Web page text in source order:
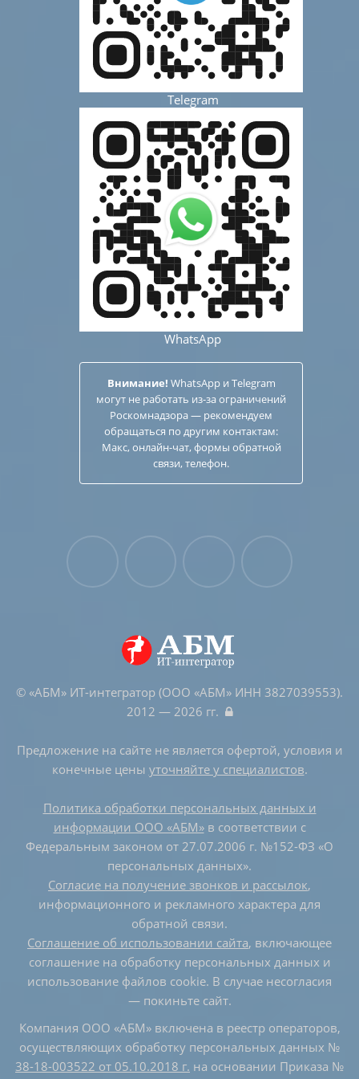
Telegram
WhatsApp
Внимание! WhatsApp и Telegram
могут не работать из-за ограничений
Роскомнадзора — рекомендуем
обращаться по другим контактам:
Макс, онлайн-чат, формы обратной
связи, телефон.
© «АБМ» ИТ-интегратор (ООО «АБМ» ИНН 3827039553).
2012 — 2026 гг.
Предложение на сайте не является офертой, условия и
конечные цены уточняйте у специалистов.
Политика обработки персональных данных и
информации ООО «АБМ»в соответствии с
Федеральным законом от 27.07.2006 г. №152-ФЗ «О
персональных данных».
Согласие на получение звонков и рассылок,
информационного и рекламного характера для
обратной связи.
Соглашение об использовании сайта, включающее
соглашение на обработку персональных данных и
использование файлов cookie. В случае несогласия
— покиньте сайт.
Компания ООО «АБМ» включена в реестр операторов,
осуществляющих обработку персональных данных №
38-18-003522 от 05.10.2018 г. на основании Приказа №